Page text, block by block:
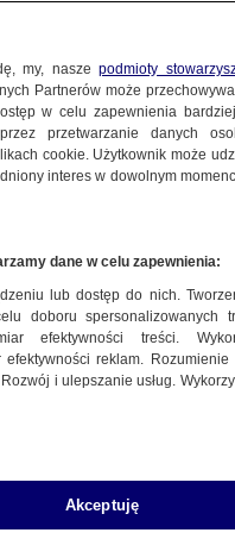
dla
my, naszepodmioty
Partnerów może
w celu zapewnienia
przetwarzanie danych
cookie. Użytkownik może
interes w dowolnym
dane w celu zapewnienia:
lub dostęp do nich.
doboru spersonalizowanych
efektywności treści.
reklam.
i ulepszanie usług.
Akceptuję